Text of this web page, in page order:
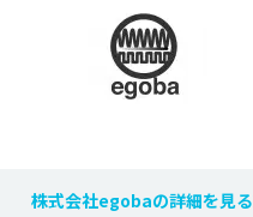
株式会社egobaの詳細を見る